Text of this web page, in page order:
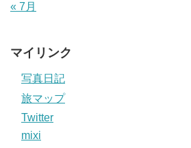
« 7月
マイリンク
写真日記
旅マップ
Twitter
mixi